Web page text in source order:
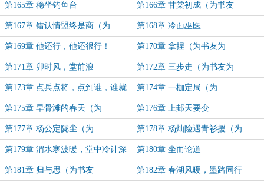
第165章 稳坐钓鱼台 第166章 甘棠初成（为书友
151018184223839盟主加更）
第167章 错认情盟终是商（为
151018184223839盟主加更）
第168章 冷面巫医
第169章 他还行，他还很行！ 第170章 拿捏（为书友为
151018184223839盟主加更）
第171章 卯时风，堂前浪 第172章 三步走（为书友为
151018184223839盟主加更）
第173章 点兵点将，点到谁，谁就
是
第174章 一枷定局（为
151018184223839盟主加更）
第175章 旱骨滩的春天（为
151018184223839盟主加更）
第176章 上邽天要变
第177章 杨公定陇尘（为
151018184223839盟主加更）
第178章 杨灿险遇青衫援（为
151018184223839盟主加更）
第179章 渭水寒波暖，堂中冷计深 第180章 坐而论道
第181章 归与思（为书友 第182章 春湖风暖，墨路同行